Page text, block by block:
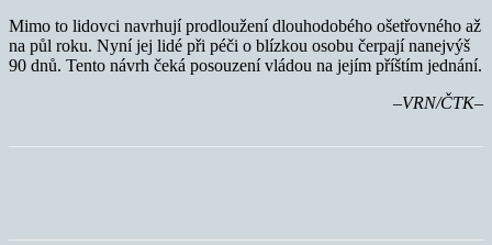
Mimo to lidovci navrhují prodloužení dlouhodobého ošetřovného až
na půl roku. Nyní jej lidé při péči o blízkou osobu čerpají nanejvýš
90 dnů. Tento návrh čeká posouzení vládou na jejím příštím jednání.
–VRN/ČTK–